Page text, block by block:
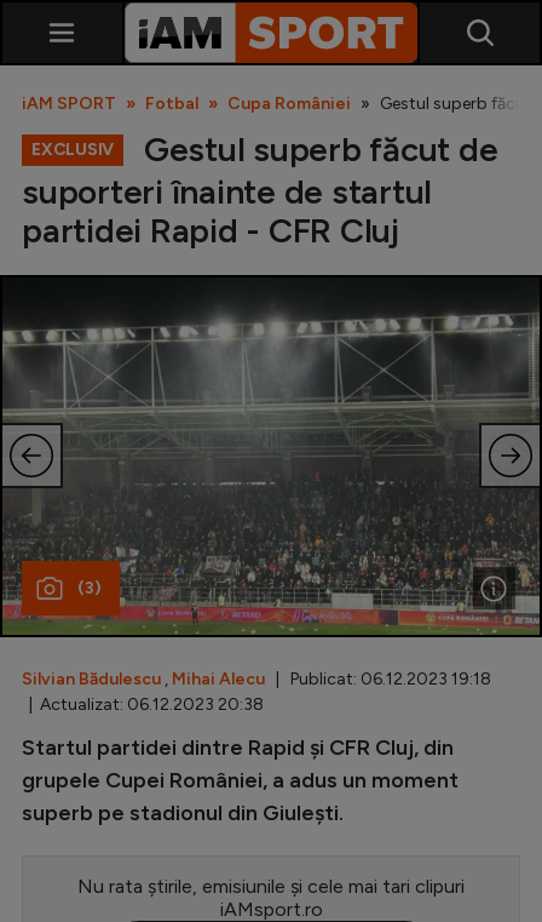
SuperLiga
Liga 2
Cupa României
Echipa Națională
Fotbal feminin
Special
Diverse
Inedit
Europa League
iAM SPORT Fotbal Cupa României Gestul superb făcut
EXCLUSIV
Gestul superb făcut de
suporteri înainte de startul
partidei Rapid - CFR Cluj
(3)
Silvian Bădulescu , Mihai Alecu | Publicat: 06.12.2023 19:18
| Actualizat: 06.12.2023 20:38
Startul partidei dintre Rapid și CFR Cluj, din
grupele Cupei României, a adus un moment
superb pe stadionul din Giulești.
Nu rata știrile, emisiunile și cele mai tari clipuri
iAMsport.ro